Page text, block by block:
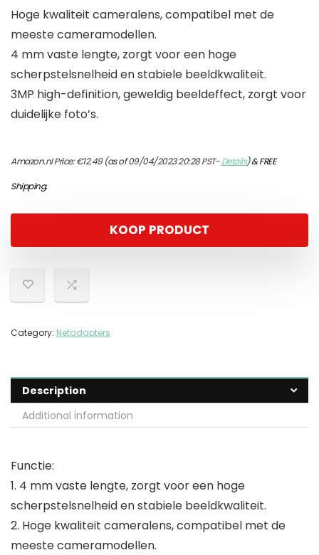
Hoge kwaliteit cameralens, compatibel met de
meeste cameramodellen.
4 mm vaste lengte, zorgt voor een hoge
scherpstelsnelheid en stabiele beeldkwaliteit.
3MP high-definition, geweldig beeldeffect, zorgt voor
duidelijke foto’s.
Amazon.nl Price:€12.49(as of 09/04/2023 20:28 PST-Details)&FREE
Shipping.
KOOP PRODUCT
Category: Netadapters
Description
Additional information
Functie:
1. 4 mm vaste lengte, zorgt voor een hoge
scherpstelsnelheid en stabiele beeldkwaliteit.
2. Hoge kwaliteit cameralens, compatibel met de
meeste cameramodellen.